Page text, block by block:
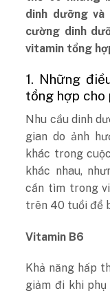
dinh dưỡng
cường dinh
vitamin tổng
1. Những
tổng hợp
Nhu cầu dinh
gian do ảnh
khác trong
khác nhau,
cần tìm trong
trên 40 tuổi để
Vitamin B6
Khả năng hấp
giảm đi khi